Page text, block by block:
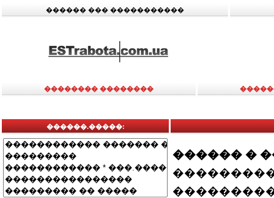
������ ��� �����������
�������� ��������
������.�����:
������ �